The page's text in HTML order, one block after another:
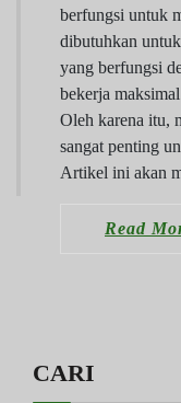
berfungsi untuk
dibutuhkan
yang berfungsi
bekerja
Oleh karena itu,
sangat penting
Artikel ini akan
Read
CARI